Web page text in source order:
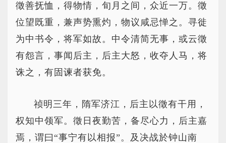
徵善抚恤，得物情，旬月之间，众近一万。徵
位望既重，兼声势熏灼，物议咸忌惮之。寻徙
为中书令，将军如故。中令清简无事，或云徵
有怨言，事闻后主，后主大怒，收夺人马，将
诛之，有固谏者获免。
祯明三年，隋军济江，后主以徵有干用，
权知中领军。徵日夜勤苦，备尽心力，后主嘉
焉，谓曰“事宁有以相报”。及决战於钟山南